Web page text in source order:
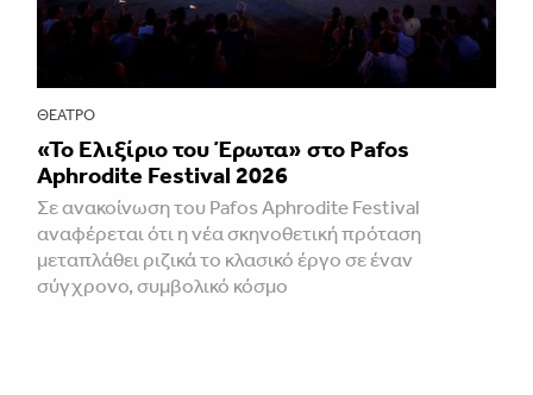
ΘΈΑΤΡΟ
«Το Ελιξίριο του Έρωτα» στο Pafos
Aphrodite Festival 2026
Σε ανακοίνωση του Pafos Aphrodite Festival
αναφέρεται ότι η νέα σκηνοθετική πρόταση
μεταπλάθει ριζικά το κλασικό έργο σε έναν
σύγχρονο, συμβολικό κόσμο